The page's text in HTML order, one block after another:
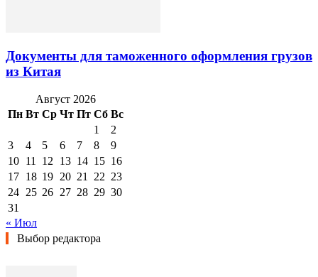
Документы для таможенного оформления грузов
из Китая
Август 2026
Пн Вт Ср Чт Пт Сб Вс
1
2
3
4 5 6 7 8
9
10 11 12 13 14 15 16
17 18 19 20 21 22 23
24 25 26 27 28 29 30
31
« Июл
Выбор редактора